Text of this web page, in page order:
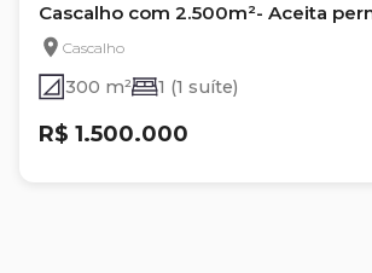
Cascalho com 2.500m²- Aceita
Imóvel comercial ou residencial
Casa
Cascalho
300 m² 1 (1 suíte)
R$ 1.500.000